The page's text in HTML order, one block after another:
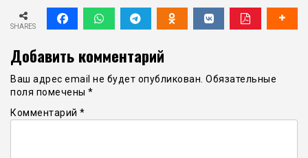
SHARES
Добавить комментарий
Ваш адрес email не будет опубликован. Обязательные
поля помечены *
Комментарий *